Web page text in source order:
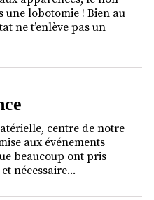
une lobotomie ! Bien au
ne t’enlève pas un
centre de notre
aux événements
beaucoup ont pris
nécessaire...